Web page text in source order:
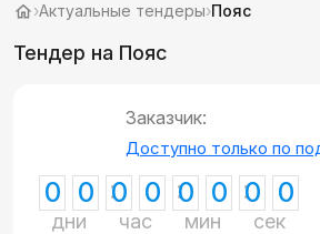
›Актуальные тендеры›Пояс
Тендер на Пояс
Заказчик:
Доступно только по
0 0
дни
0 0
час
0 0
мин
0 0
сек